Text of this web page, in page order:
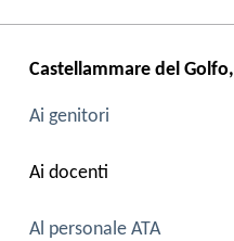
Castellammare del Golfo,
Ai genitori
Ai docenti
Al personale ATA